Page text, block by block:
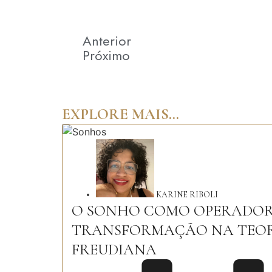
Anterior
Próximo
EXPLORE MAIS...
KARINE RIBOLI
O SONHO COMO
TRANSFORMAÇÃO NA
FREUDIANA